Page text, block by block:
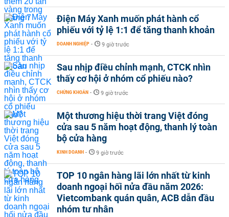
Điện Máy Xanh muốn phát hành cổ
phiếu với tỷ lệ 1:1 để tăng thanh khoản
DOANH NGHIỆP - 9 giờ trước
Sau nhịp điều chỉnh mạnh, CTCK nhìn
thấy cơ hội ở nhóm cổ phiếu nào?
CHỨNG KHOÁN - 9 giờ trước
Một thương hiệu thời trang Việt đóng
cửa sau 5 năm hoạt động, thanh lý toàn
bộ cửa hàng
KINH DOANH - 9 giờ trước
TOP 10 ngân hàng lãi lớn nhất từ kinh
doanh ngoại hối nửa đầu năm 2026:
Vietcombank quán quân, ACB dẫn đầu
nhóm tư nhân